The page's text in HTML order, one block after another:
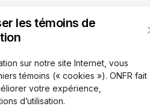
les témoins de
sur notre site Internet, vous
témoins (« cookies »). ONFR fait
votre expérience,
d’utilisation.